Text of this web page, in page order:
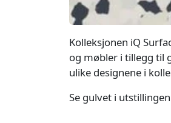
Kolleksjonen iQ
og møbler i tillegg til
ulike designene i
Se gulvet i